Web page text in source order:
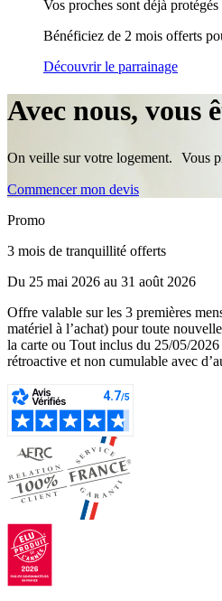
Vos proches sont déjà
Bénéficiez de 2 mois offerts
Découvrir le parrainage
Avec nous, vous
On veille sur votre logement. Vous
Commencer mon devis
Promo
3 mois de tranquillité offerts
Du 25 mai 2026 au 31 août 2026
Offre valable sur les 3 premières
matériel à l’achat) pour toute
la carte ou Tout inclus du 25/05/
rétroactive et non cumulable avec